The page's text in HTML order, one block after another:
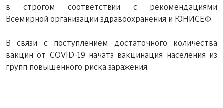
в строгом соответствии с рекомендациями
Всемирной организации здравоохранения и ЮНИСЕФ.
В связи с поступлением достаточного количества
вакцин от COVID-19 начата вакцинация населения из
групп повышенного риска заражения.